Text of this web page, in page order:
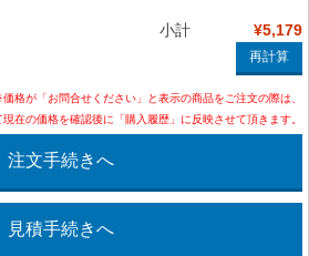
小計 ¥5,179
格が「お問合せください」と表示の商品をご注文の際は、
現在の価格を確認後に「購入履歴」に反映させて頂きます。